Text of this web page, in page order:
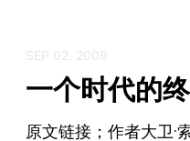
SEP 02, 2009
一个时代的
原文链接 ；作者大卫·